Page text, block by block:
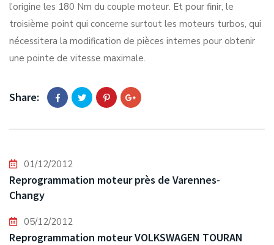
l’origine les 180 Nm du couple moteur. Et pour finir, le
troisième point qui concerne surtout les moteurs turbos, qui
nécessitera la modification de pièces internes pour obtenir
une pointe de vitesse maximale.
Share:
01/12/2012
Reprogrammation moteur près de Varennes-
Changy
05/12/2012
Reprogrammation moteur VOLKSWAGEN TOURAN